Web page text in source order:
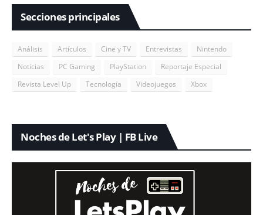
Secciones principales
Análisis Artículos Cine y TV Entrevistas
Nintendo
Noticias
PC Gaming PlayStation
Reportaje Especial
Revista Level Up
Tecnología Videojuegos Xbox
Noches de Let's Play | FB Live